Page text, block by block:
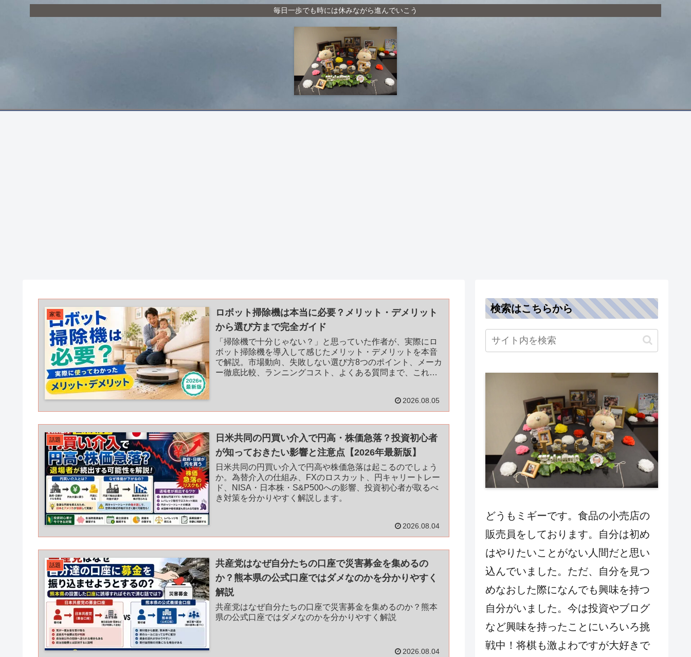
毎日一歩でも時には休みながら進んでいこう
家電
ロボット掃除機は本当に必要？メリット・デメリット
から選び方まで完全ガイド
「掃除機で十分じゃない？」と思っていた作者が、実際にロ
ボット掃除機を導入して感じたメリット・デメリットを本音
で解説。市場動向、失敗しない選び方8つのポイント、メーカ
ー徹底比較、ランニングコスト、よくある質問まで、これ一
2026.08.05
話題
日米共同の円買い介入で円高・株価急落？投資初心者
が知っておきたい影響と注意点【2026年最新版】
日米共同の円買い介入で円高や株価急落は起こるのでしょう
か。為替介入の仕組み、FXのロスカット、円キャリートレー
ド、NISA・日本株・S&P500への影響、投資初心者が取るべ
き対策を分かりやすく解説します。
2026.08.04
話題
共産党はなぜ自分たちの口座で災害募金を集めるの
か？熊本県の公式口座ではダメなのかを分かりやすく
解説
共産党はなぜ自分たちの口座で災害募金を集めるのか？熊本
県の公式口座ではダメなのかを分かりやすく解説
2026.08.04
検索はこちらから
どうもミギーです。食品の小売店の
販売員をしております。自分は初め
はやりたいことがない人間だと思い
込んでいました。ただ、自分を見つ
めなおした際になんでも興味を持つ
自分がいました。今は投資やブログ
など興味を持ったことにいろいろ挑
戦中！将棋も激よわですが大好きで